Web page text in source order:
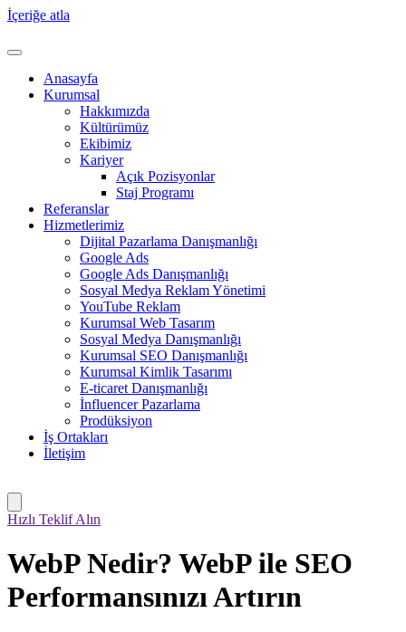
İçeriğe atla
Anasayfa
Kurumsal
Hakkımızda
Kültürümüz
Ekibimiz
Kariyer
Açık Pozisyonlar
Staj Programı
Referanslar
Hizmetlerimiz
Dijital Pazarlama Danışmanlığı
Google Ads
Google Ads Danışmanlığı
Sosyal Medya Reklam Yönetimi
YouTube Reklam
Kurumsal Web Tasarım
Sosyal Medya Danışmanlığı
Kurumsal SEO Danışmanlığı
Kurumsal Kimlik Tasarımı
E-ticaret Danışmanlığı
İnfluencer Pazarlama
Prodüksiyon
İş Ortakları
İletişim
Hızlı Teklif Alın
WebP Nedir? WebP ile SEO
Performansınızı Artırın